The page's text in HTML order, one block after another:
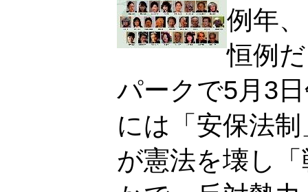
例年
恒例
パークで5月3
には「安保法
が憲法を壊し